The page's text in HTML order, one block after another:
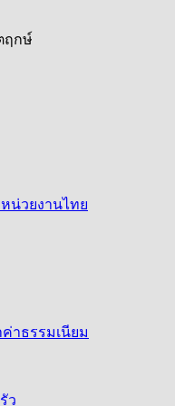
ฤกษ์
น่วยงานไทย
าธรรมเนียม
ว